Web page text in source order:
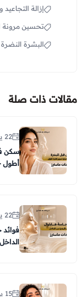
إزالة
تحسين مرونة
البشرة النضرة
مقالات ذات صلة
22 يونيو 2026
سكن
أطول
22 يونيو 2026
فوائد
15 يونيو 2026